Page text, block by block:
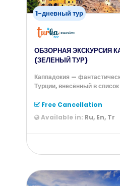
1-дневный тур
ОБЗОРНАЯ ЭКСКУРСИЯ
(ЗЕЛЕНЫЙ ТУР)
Каппадокия —
Турции, внесённый в
Free Cancellation
Available in: Ru, En, Tr